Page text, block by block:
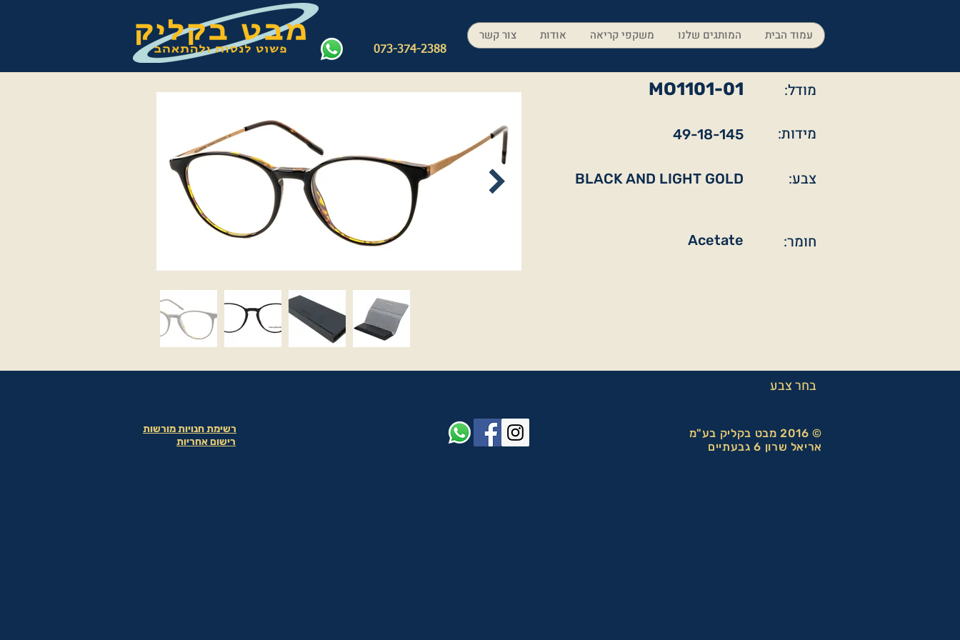
073-374-2388
עמוד הבית המותגים שלנו משקפי קריאה אודות צור קשר
MO1101-01 מודל:
49-18-145 מידות:
BLACK AND LIGHT GOLD צבע:
Acetate חומר:
בחר צבע
רשימת חנויות מורשות
רישום אחריות
© 2016 מבט בקליק בע"מ
אריאל שרון 6 גבעתיים